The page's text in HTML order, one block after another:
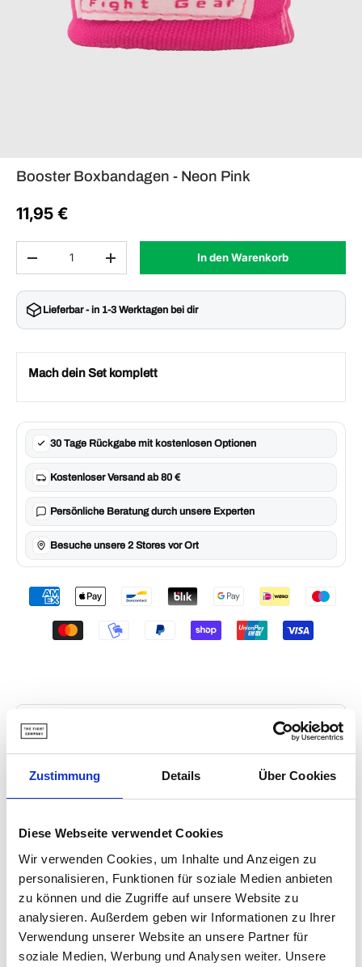
Zustimmung Details Über Cookies
Diese Webseite verwendet Cookies
Wir verwenden Cookies, um Inhalte und Anzeigen zu
personalisieren, Funktionen für soziale Medien anbieten
zu können und die Zugriffe auf unsere Website zu
analysieren. Außerdem geben wir Informationen zu Ihrer
Verwendung unserer Website an unsere Partner für
soziale Medien, Werbung und Analysen weiter. Unsere
Booster Boxbandagen - Neon Pink
11,95 €
Lieferbar - in 1-3 Werktagen bei dir
Menge verringernMenge erhöhen In den Warenkorb
Mach dein Set komplett
30 Tage Rückgabe mit kostenlosen Optionen
Kostenloser Versand ab 80 €
Persönliche Beratung durch unsere Experten
Besuche unsere 2 Stores vor Ort
The Fight
Versand und lieferung